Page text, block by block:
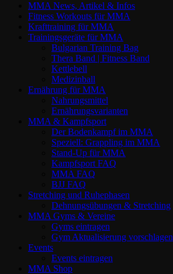
MMA News, Artikel & Infos
Fitness Workouts für MMA
Krafttraining für MMA
Trainingsgeräte für MMA
Bulgarian Training Bag
Thera Band | Fitness Band
Kettlebell
Medizinball
Ernährung für MMA
Nahrungsmittel
Ernährungsvarianten
MMA & Kampfsport
Der Bodenkampf im MMA
Speziell: Grappling im MMA
Stand-Up für MMA
Kampfsport FAQ
MMA FAQ
BJJ FAQ
Stretching und Ruhephasen
Dehnungsübungen & Stretching
MMA Gyms & Vereine
Gyms eintragen
Gym Aktualisierung vorschlagen
Events
Events eintragen
MMA Shop